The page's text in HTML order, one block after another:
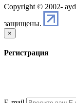
Copyright © 2002-
защищены.
×
Регистрация